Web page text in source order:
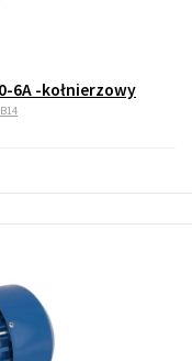
6A -kołnierzowy